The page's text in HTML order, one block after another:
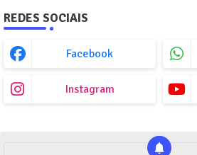
REDES SOCIAIS
Facebook
Instagram